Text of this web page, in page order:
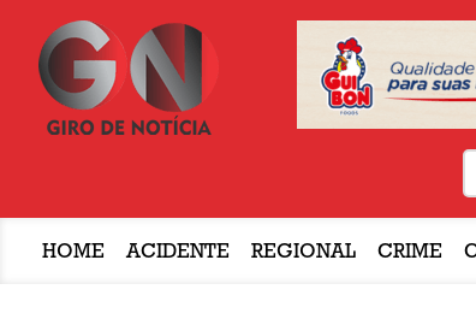
HOME ACIDENTE REGIONAL CRIME